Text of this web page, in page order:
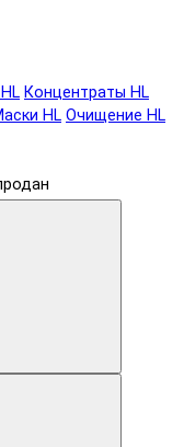
Концентраты HL
HL Очищение HL